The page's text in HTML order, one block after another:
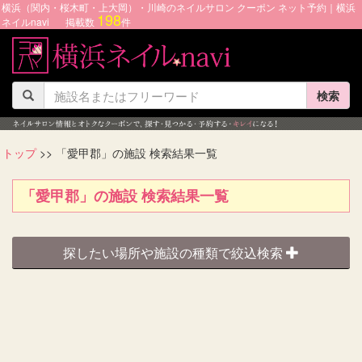
横浜（関内・桜木町・上大岡）・川崎のネイルサロン クーポン ネット予約｜横浜
ネイルnavi
掲載数 198件
検索
トップ>> 「愛甲郡」の施設 検索結果一覧
「愛甲郡」の施設 検索結果一覧
探したい場所や施設の種類で絞込検索